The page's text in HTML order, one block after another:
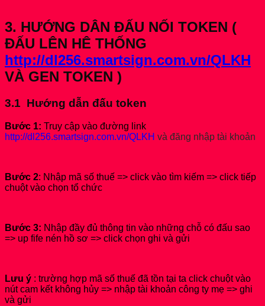
3. HƯỚNG DÂN ĐẤU NỐI TOKEN (
ĐẤU LÊN HÊ THỐNG
http://dl256.smartsign.com.vn/QLKH
VÀ GEN TOKEN )
3.1 Hướng dẫn đấu token
Bước 1: Truy cập vào đường link
http://dl256.smartsign.com.vn/QLKH và đăng nhập tài khoản
Bước 2: Nhập mã số thuế => click vào tìm kiếm => click tiếp
chuột vào chọn tổ chức
Bước 3: Nhập đầy đủ thông tin vào những chỗ có đấu sao
=> up fife nén hồ sơ => click chọn ghi và gửi
Lưu ý : trường hợp mã số thuế đã tồn tại ta click chuột vào
nút cam kết không hủy => nhập tài khoản công ty mẹ => ghi
và gửi